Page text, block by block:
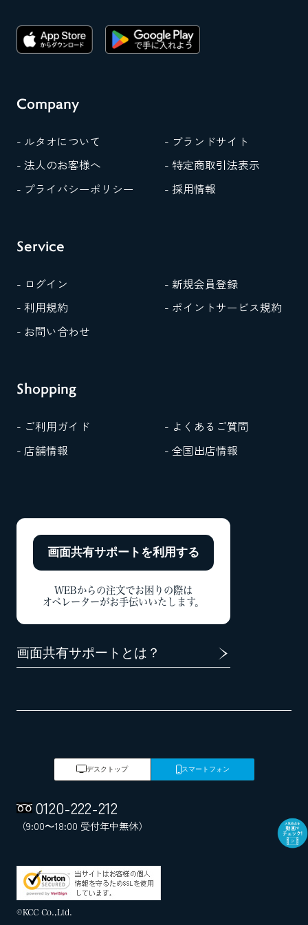
Company
- ルタオについて
- ブランドサイト
- 法人のお客様へ
- 特定商取引法表示
- プライバシーポリシー
- 採用情報
Service
- ログイン
- 新規会員登録
- 利用規約
- ポイントサービス規約
- お問い合わせ
Shopping
- ご利用ガイド
- よくあるご質問
- 店舗情報
- 全国出店情報
画面共有サポートを利用する
WEBからの注文でお困りの際は
オペレーターがお手伝いいたします。
画面共有サポートとは？
デスクトップ スマートフォン
0120-222-212
（9:00～18:00 受付年中無休）
©KCC Co.,Ltd.